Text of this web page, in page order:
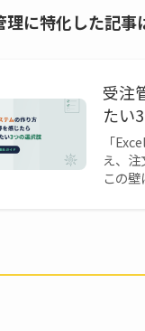
に特化した記事
受注
たい
「
え、
この